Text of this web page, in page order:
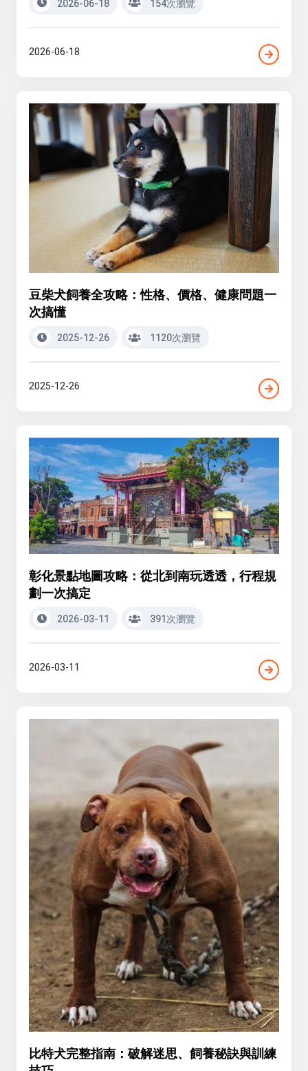
2026-06-18 154次瀏覽
2026-06-18
豆柴犬飼養全攻略：性格、價格、健康問題一
次搞懂
2025-12-26 1120次瀏覽
2025-12-26
彰化景點地圖攻略：從北到南玩透透，行程規
劃一次搞定
2026-03-11 391次瀏覽
2026-03-11
比特犬完整指南：破解迷思、飼養秘訣與訓練